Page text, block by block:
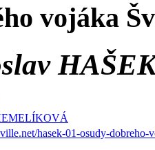
vojáka
hasek-01-osudy-dobreho-